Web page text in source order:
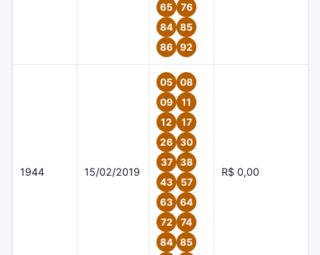
65
76
84
85
86
92
1944 15/02/2019
05
08
09
11
12
17
26
30
37
38
43
57
63
64
72
74
84
85
R$ 0,00